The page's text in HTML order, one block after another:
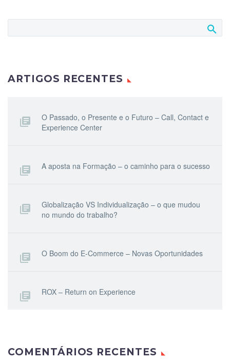
ARTIGOS RECENTES
O Passado, o Presente e o Futuro – Call, Contact e
Experience Center
A aposta na Formação – o caminho para o sucesso
Globalização VS Individualização – o que mudou
no mundo do trabalho?
O Boom do E-Commerce – Novas Oportunidades
ROX – Return on Experience
COMENTÁRIOS RECENTES